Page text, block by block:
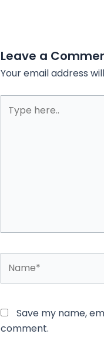
Leave a
Your email address
here..
Save my name,
comment.